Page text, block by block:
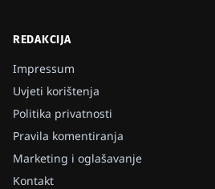
REDAKCIJA
Impressum
Uvjeti korištenja
Politika privatnosti
Pravila komentiranja
Marketing i oglašavanje
Kontakt